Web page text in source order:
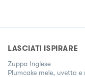
LASCIATI ISPIRARE
Zuppa Inglese
Plumcake mele, uvetta e